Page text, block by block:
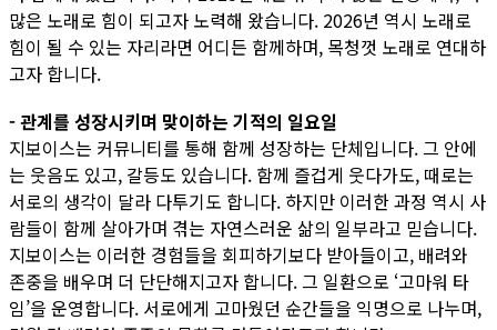
많은 노래로 힘이 되고자 노력해 왔습니다. 2026년 역시 노래로
힘이 될 수 있는 자리라면 어디든 함께하며, 목청껏 노래로 연대하
고자 합니다.
- 관계를 성장시키며 맞이하는 기적의 일요일
지보이스는 커뮤니티를 통해 함께 성장하는 단체입니다. 그 안에
는 웃음도 있고, 갈등도 있습니다. 함께 즐겁게 웃다가도, 때로는
서로의 생각이 달라 다투기도 합니다. 하지만 이러한 과정 역시 사
람들이 함께 살아가며 겪는 자연스러운 삶의 일부라고 믿습니다.
지보이스는 이러한 경험들을 회피하기보다 받아들이고, 배려와
존중을 배우며 더 단단해지고자 합니다. 그 일환으로 ‘고마워 타
임’을 운영합니다. 서로에게 고마웠던 순간들을 익명으로 나누며,